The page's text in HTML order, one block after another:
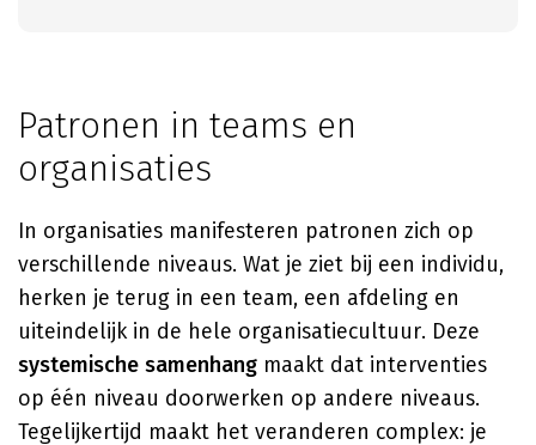
Patronen in teams en
organisaties
In organisaties manifesteren patronen zich op
verschillende niveaus. Wat je ziet bij een individu,
herken je terug in een team, een afdeling en
uiteindelijk in de hele organisatiecultuur. Deze
systemische samenhang maakt dat interventies
op één niveau doorwerken op andere niveaus.
Tegelijkertijd maakt het veranderen complex: je